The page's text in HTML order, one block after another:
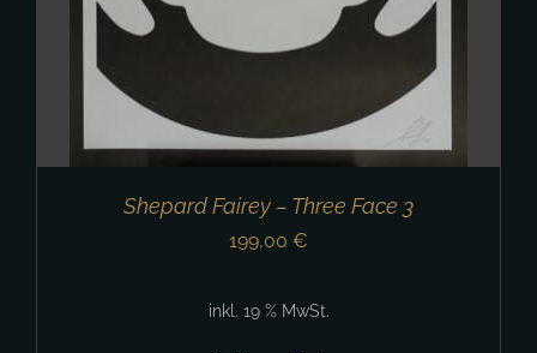
Shepard Fairey – Three Face 3
199,00 €
inkl. 19 % MwSt.